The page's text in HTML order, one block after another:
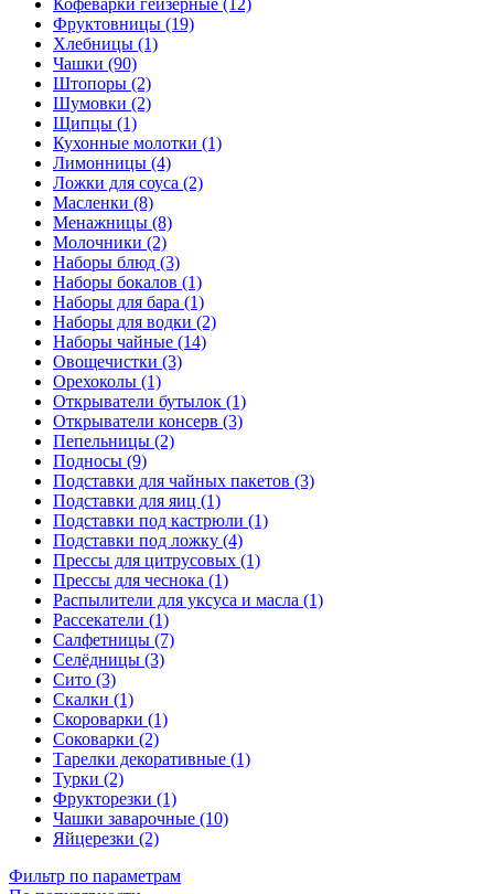
Фруктовницы (19)
Хлебницы (1)
Чашки (90)
Штопоры (2)
Шумовки (2)
Щипцы (1)
Кухонные молотки (1)
Лимонницы (4)
Ложки для соуса (2)
Масленки (8)
Менажницы (8)
Молочники (2)
Наборы блюд (3)
Наборы бокалов (1)
Наборы для бара (1)
Наборы для водки (2)
Наборы чайные (14)
Овощечистки (3)
Орехоколы (1)
Открыватели бутылок (1)
Открыватели консерв (3)
Пепельницы (2)
Подносы (9)
Подставки для чайных пакетов (3)
Подставки для яиц (1)
Подставки под кастрюли (1)
Подставки под ложку (4)
Прессы для цитрусовых (1)
Прессы для чеснока (1)
Распылители для уксуса и масла (1)
Рассекатели (1)
Салфетницы (7)
Селёдницы (3)
Сито (3)
Скалки (1)
Скороварки (1)
Соковарки (2)
Тарелки декоративные (1)
Турки (2)
Фрукторезки (1)
Чашки заварочные (10)
Яйцерезки (2)
Фильтр по параметрам